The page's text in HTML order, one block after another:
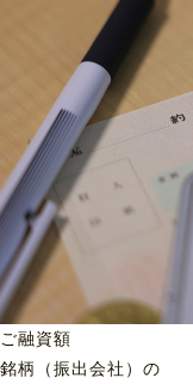
ご融資額
銘柄（振出会社）の